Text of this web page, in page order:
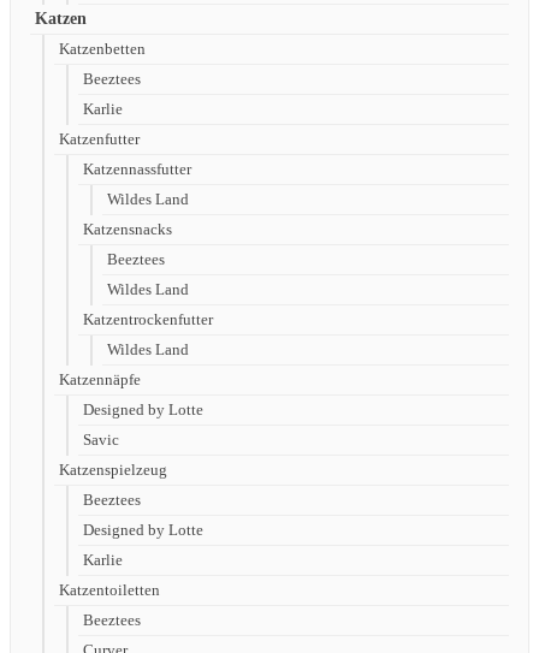
Katzen
Katzenbetten
Beeztees
Karlie
Katzenfutter
Katzennassfutter
Wildes Land
Katzensnacks
Beeztees
Wildes Land
Katzentrockenfutter
Wildes Land
Katzennäpfe
Designed by Lotte
Savic
Katzenspielzeug
Beeztees
Designed by Lotte
Karlie
Katzentoiletten
Beeztees